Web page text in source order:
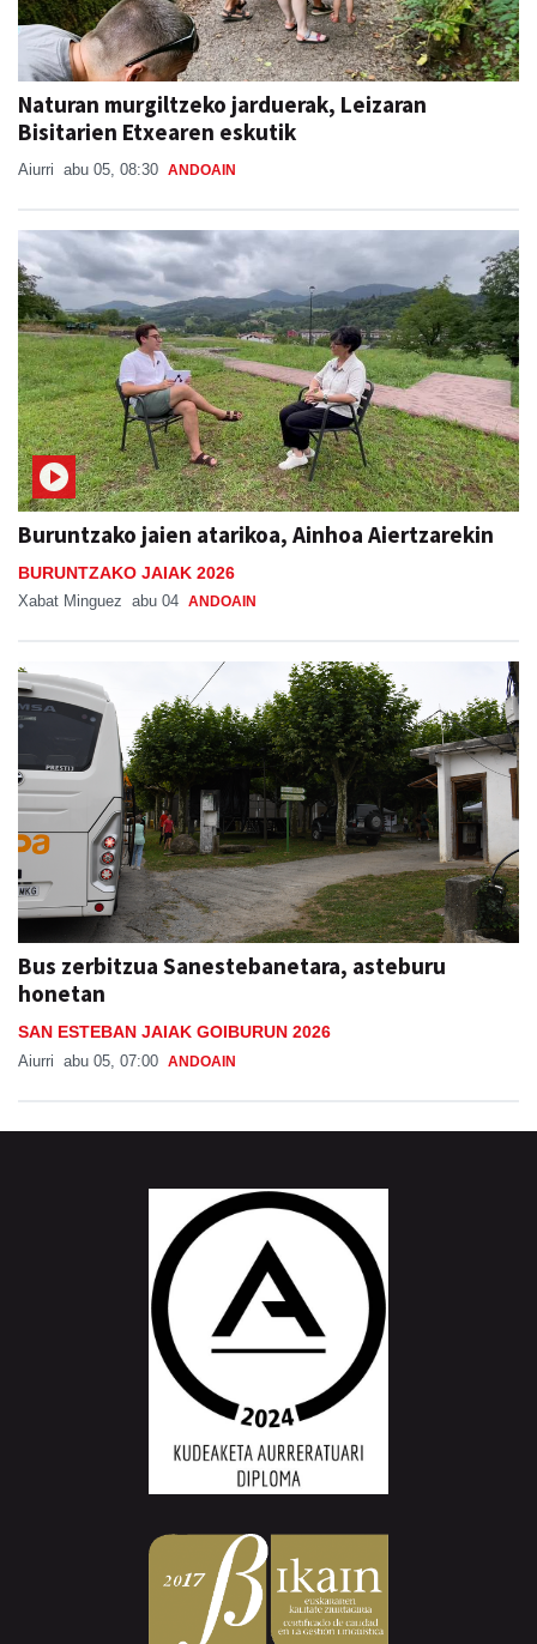
Naturan murgiltzeko jarduerak, Leizaran
Bisitarien Etxearen eskutik
Aiurri abu 05, 08:30 ANDOAIN
Buruntzako jaien atarikoa, Ainhoa Aiertzarekin
abu 04
Bus zerbitzua Sanestebanetara, asteburu
honetan
SAN ESTEBAN JAIAK GOIBURUN 2026
Aiurri.eus - Erroitz BM